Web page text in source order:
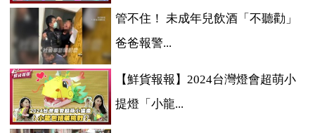
管不住！ 未成年兒飲酒「不聽勸」
爸爸報警...
【鮮貨報報】2024台灣燈會超萌小
提燈「小龍...